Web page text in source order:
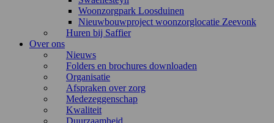
Woonzorgpark Loosduinen
Nieuwbouwproject woonzorglocatie Zeevonk
Huren bij Saffier
Over ons
Nieuws
Folders en brochures downloaden
Organisatie
Afspraken over zorg
Medezeggenschap
Kwaliteit
Duurzaamheid